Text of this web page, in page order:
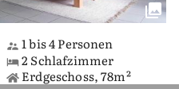
1 bis 4 Personen
2 Schlafzimmer
Erdgeschoss, 78m²